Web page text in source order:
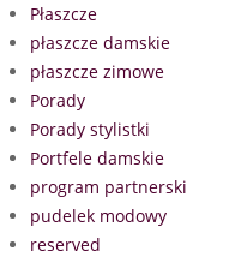
Płaszcze
płaszcze damskie
płaszcze zimowe
Porady
Porady stylistki
Portfele damskie
program partnerski
pudelek modowy
reserved